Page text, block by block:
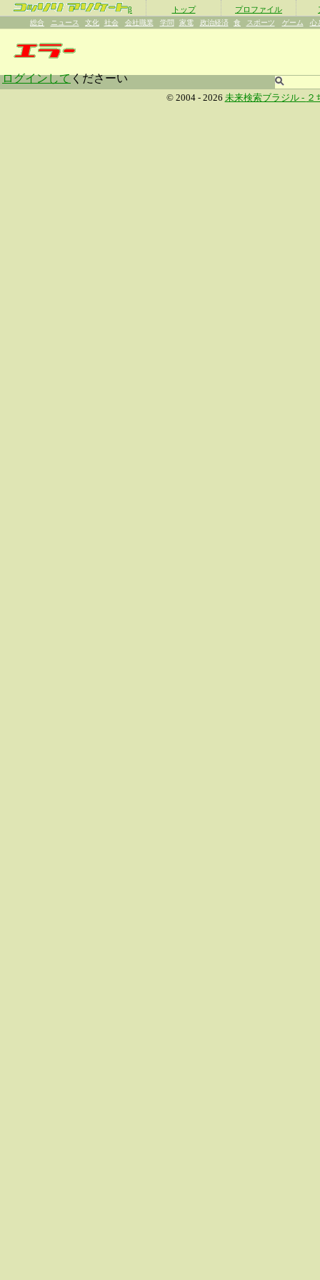
β トップ プロファイル
総合 ニュース 文化 社会 会社職業 学問 家電 政治経済 食 スポーツ ゲーム 心
ログインしてくださーい
© 2004 - 2026 未来検索ブラジル - ２